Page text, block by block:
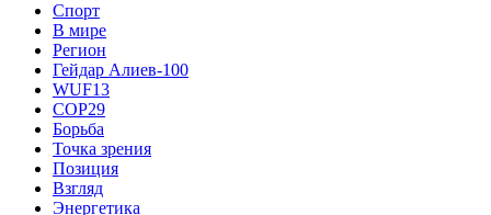
Спорт
В мире
Регион
Гейдар Алиев-100
WUF13
COP29
Борьба
Точка зрения
Позиция
Взгляд
Энергетика